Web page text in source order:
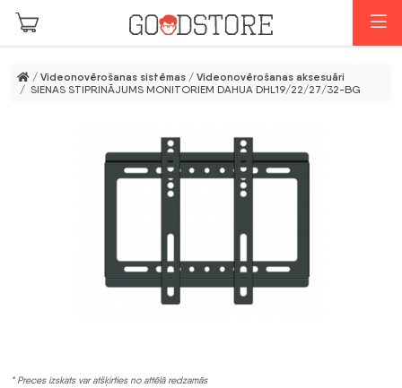
Skip to main content
/ Videonovērošanas sistēmas / Videonovērošanas aksesuāri
/ SIENAS STIPRINĀJUMS MONITORIEM DAHUA DHL19/22/27/32-BG
* Preces izskats var atšķirties no attēlā redzamās